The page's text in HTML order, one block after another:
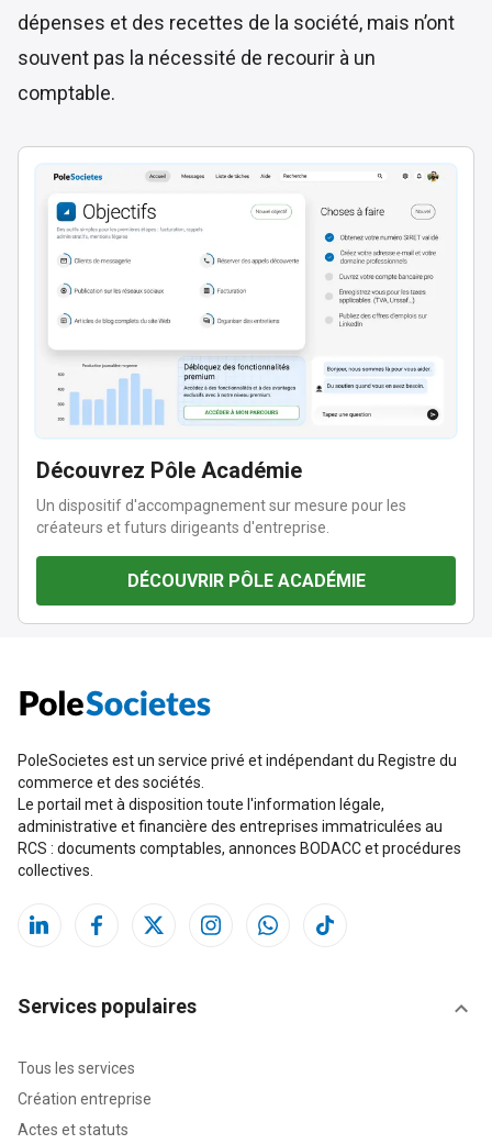
dépenses et des recettes de la société, mais n’ont
souvent pas la nécessité de recourir à un
comptable.
Découvrez Pôle Académie
Un dispositif d'accompagnement sur mesure pour les
créateurs et futurs dirigeants d'entreprise.
DÉCOUVRIR PÔLE ACADÉMIE
PoleSocietes est un service privé et indépendant du Registre du
commerce et des sociétés.
Le portail met à disposition toute l'information légale,
administrative et financière des entreprises immatriculées au
RCS : documents comptables, annonces BODACC et procédures
collectives.
Services populaires
Tous les services
Création entreprise
Actes et statuts